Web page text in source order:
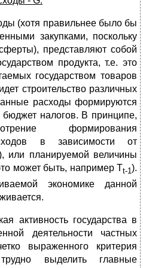
(хотя правильнее было бы
закупками, поскольку
представляют собой
про­дукта, т.е. это
государством товаров
строительство различных
расходы формируются
налогов. В принципе,
формирования
в зависимости от
или планируемой величины
может быть, например Tt-1 ).
экономике данной
активность государства в
деятельности частных
выраженного критерия
выделить главные